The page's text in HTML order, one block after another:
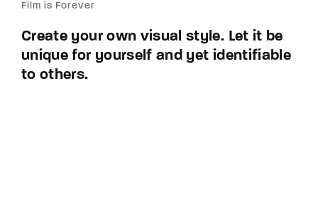
Film is Forever
Create your own visual style. Let it be
unique for yourself and yet identifiable
to others.